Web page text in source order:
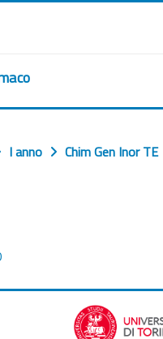
I anno Chim Gen Inor TE